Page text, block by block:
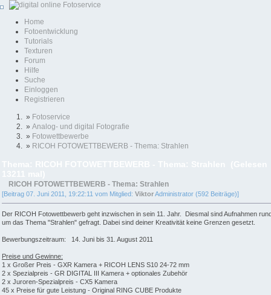
Home
Fotoentwicklung
Tutorials
Texturen
Forum
Hilfe
Suche
Einloggen
Registrieren
» Fotoservice
» Analog- und digital Fotografie
» Fotowettbewerbe
» RICOH FOTOWETTBEWERB - Thema: Strahlen
RICOH FOTOWETTBEWERB - Thema: Strahlen
[Beitrag 07. Juni 2011, 19:22:11 vom Mitglied: ViktorAdministrator (592 Beiträge)]
Der RICOH Fotowettbewerb geht inzwischen in sein 11. Jahr. Diesmal sind Aufnahmen
um das Thema "Strahlen" gefragt. Dabei sind deiner Kreativität keine Grenzen gesetzt.
Bewerbungszeitraum: 14. Juni bis 31. August 2011
Preise und Gewinne:
1 x Großer Preis - GXR Kamera + RICOH LENS S10 24-72 mm
2 x Spezialpreis - GR DIGITAL III Kamera + optionales Zubehör
2 x Juroren-Spezialpreis - CX5 Kamera
45 x Preise für gute Leistung - Original RING CUBE Produkte